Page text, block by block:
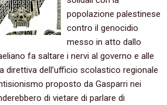
popolazione palestinese
contro il genocidio
messo in atto dallo
fa saltare i nervi al governo e alle
direttiva dell’ufficio scolastico regionale
proposto da Gasparri nei
di vietare di parlare di